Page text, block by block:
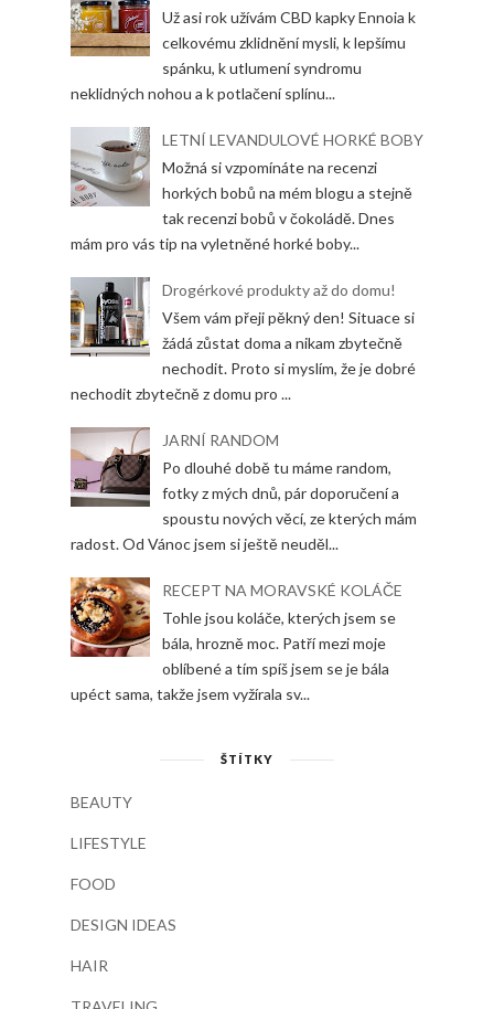
Už asi rok užívám CBD kapky Ennoia k
celkovému zklidnění mysli, k lepšímu
spánku, k utlumení syndromu
neklidných nohou a k potlačení splínu...
LETNÍ LEVANDULOVÉ HORKÉ BOBY
Možná si vzpomínáte na recenzi
horkých bobů na mém blogu a stejně
tak recenzi bobů v čokoládě. Dnes
mám pro vás tip na vyletněné horké boby...
Drogérkové produkty až do domu!
Všem vám přeji pěkný den! Situace si
žádá zůstat doma a nikam zbytečně
nechodit. Proto si myslím, že je dobré
nechodit zbytečně z domu pro ...
JARNÍ RANDOM
Po dlouhé době tu máme random,
fotky z mých dnů, pár doporučení a
spoustu nových věcí, ze kterých mám
radost. Od Vánoc jsem si ještě neuděl...
RECEPT NA MORAVSKÉ KOLÁČE
Tohle jsou koláče, kterých jsem se
bála, hrozně moc. Patří mezi moje
oblíbené a tím spíš jsem se je bála
upéct sama, takže jsem vyžírala sv...
ŠTÍTKY
BEAUTY
LIFESTYLE
FOOD
DESIGN IDEAS
HAIR